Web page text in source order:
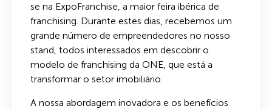
se na ExpoFranchise, a maior feira ibérica de
franchising. Durante estes dias, recebemos um
grande número de empreendedores no nosso
stand, todos interessados em descobrir o
modelo de franchising da ONE, que está a
transformar o setor imobiliário.
A nossa abordagem inovadora e os benefícios